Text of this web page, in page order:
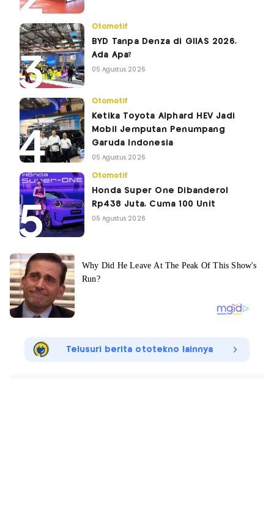
Otomotif
BYD Tanpa Denza di GIIAS 2026,
Ada Apa?
05 Agustus 2026
Otomotif
Ketika Toyota Alphard HEV Jadi
Mobil Jemputan Penumpang
Garuda Indonesia
05 Agustus 2026
Otomotif
Honda Super One Dibanderol
Rp438 Juta, Cuma 100 Unit
05 Agustus 2026
Telusuri berita ototekno lainnya